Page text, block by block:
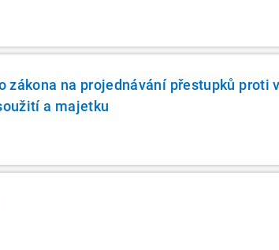
zákona na projednávání přestupků proti
a majetku